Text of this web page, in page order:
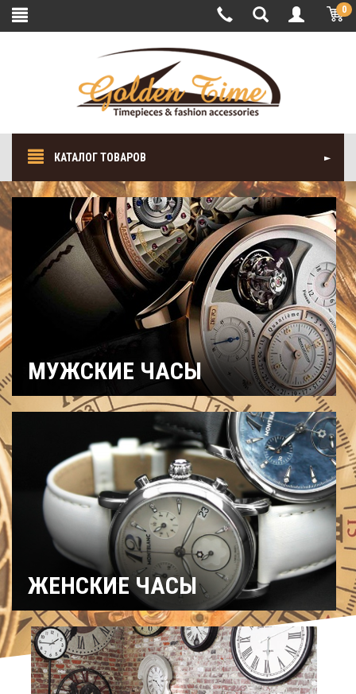
0
КАТАЛОГ ТОВАРОВ
МУЖСКИЕ ЧАСЫ
Рыбацкие
Охотничьи
Механические
Кварцевые
Хронографы
Электронные
Спортивные
Карманные
Дайверские Скелетоны
ЖЕНСКИЕ ЧАСЫ
Спортивные Керамические
Механические
На ремешке
С
бриллиантами
Титановые
Хронографы